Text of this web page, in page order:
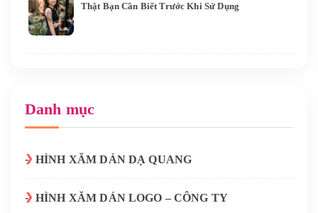
Thật Bạn Cần Biết Trước Khi Sử Dụng
Danh mục
HÌNH XĂM DÁN DẠ QUANG
HÌNH XĂM DÁN LOGO – CÔNG TY